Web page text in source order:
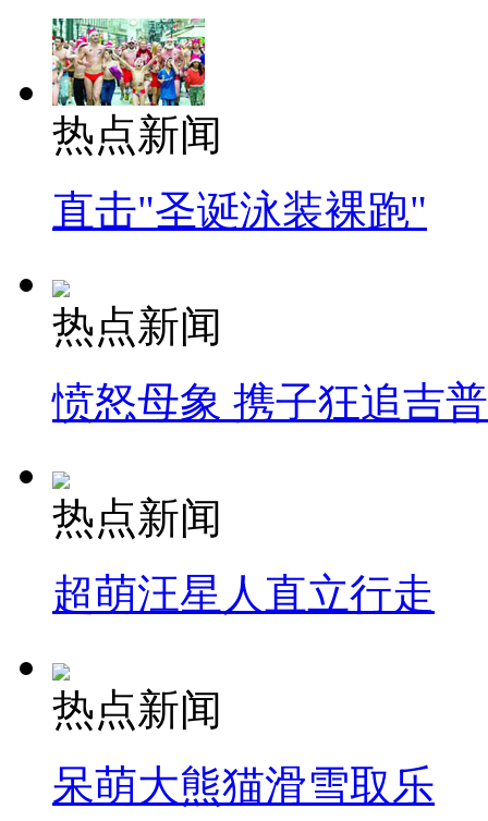
热点新闻
直击"圣诞泳装裸跑"
热点新闻
愤怒母象 携子狂追吉
热点新闻
超萌汪星人直立行走
热点新闻
呆萌大熊猫滑雪取乐